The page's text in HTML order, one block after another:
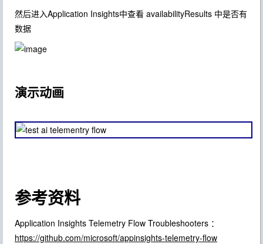
然后进入Application Insights中查看 availabilityResults 中是否有
数据
演示动画
参考资料
Application Insights Telemetry Flow Troubleshooters ：
https://github.com/microsoft/appinsights-telemetry-flow